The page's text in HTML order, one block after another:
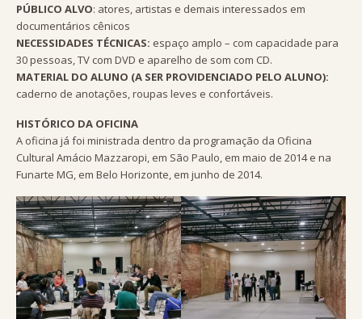
PÚBLICO ALVO: atores, artistas e demais interessados em
documentários cênicos
NECESSIDADES TÉCNICAS: espaço amplo – com capacidade para
30 pessoas, TV com DVD e aparelho de som com CD.
MATERIAL DO ALUNO (A SER PROVIDENCIADO PELO ALUNO):
caderno de anotações, roupas leves e confortáveis.
HISTÓRICO DA OFICINA
A oficina já foi ministrada dentro da programação da Oficina
Cultural Amácio Mazzaropi, em São Paulo, em maio de 2014 e na
Funarte MG, em Belo Horizonte, em junho de 2014.